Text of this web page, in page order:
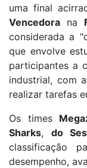
uma final
Vencedora na
considerada a
que envolve
participantes a
industrial, com
realizar tarefas
Os times
Sharks, do
classificação
desempenho,